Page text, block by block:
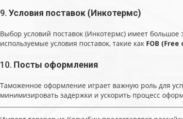
9. Условия поставок (Инкотермс)
Выбор условий поставок (Инкотермс) имеет
используемые условия поставок, такие как FOB (Free
10. Посты оформления
Таможенное оформление играет важную роль для
минимизировать задержки и ускорить процесс